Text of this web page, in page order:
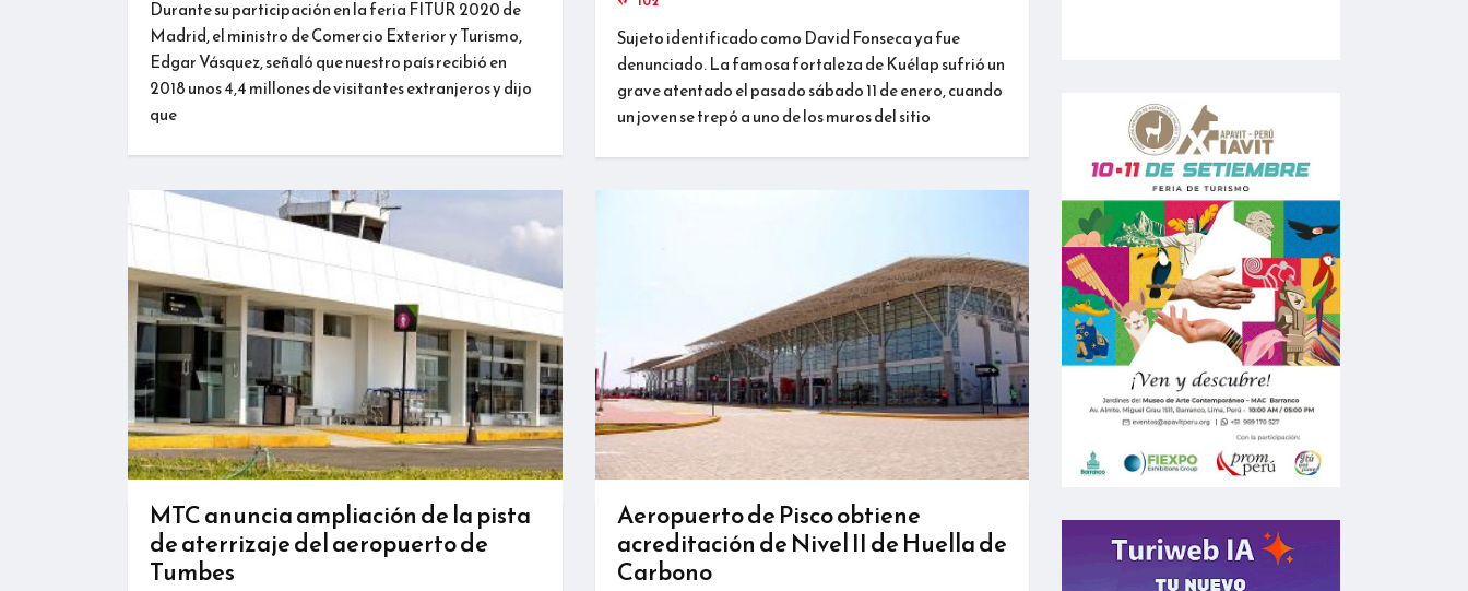
Durante su participación en la feria FITUR 2020 de
Madrid, el ministro de Comercio Exterior y Turismo,
Edgar Vásquez, señaló que nuestro país recibió en
2018 unos 4,4 millones de visitantes extranjeros y dijo
que
Sujeto identificado como David Fonseca ya fue
denunciado. La famosa fortaleza de Kuélap sufrió un
grave atentado el pasado sábado 11 de enero, cuando
un joven se trepó a uno de los muros del sitio
MTC anuncia ampliación de la pista
de aterrizaje del aeropuerto de
Tumbes
Aeropuerto de Pisco obtiene
acreditación de Nivel II de Huella de
Carbono